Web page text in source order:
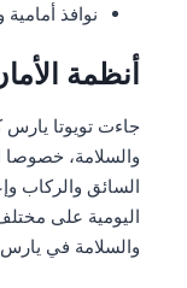
نوافذ أمامية
أنظمة
والسلامة، خصوصا
السائق والركاب
اليومية على
والسلامة في يارس 2023 كالأتي: